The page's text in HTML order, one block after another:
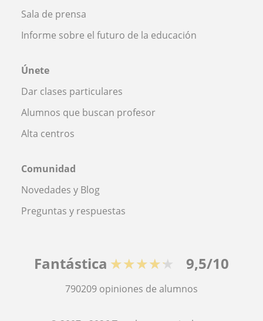
Sala de prensa
Informe sobre el futuro de la educación
Únete
Dar clases particulares
Alumnos que buscan profesor
Alta centros
Comunidad
Novedades y Blog
Preguntas y respuestas
Fantástica ★★★★★ 9,5/10
790209 opiniones de alumnos